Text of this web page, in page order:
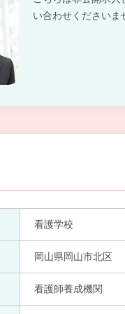
い合わせくださいま
看護学校
岡山県岡山市北区
看護師養成機関